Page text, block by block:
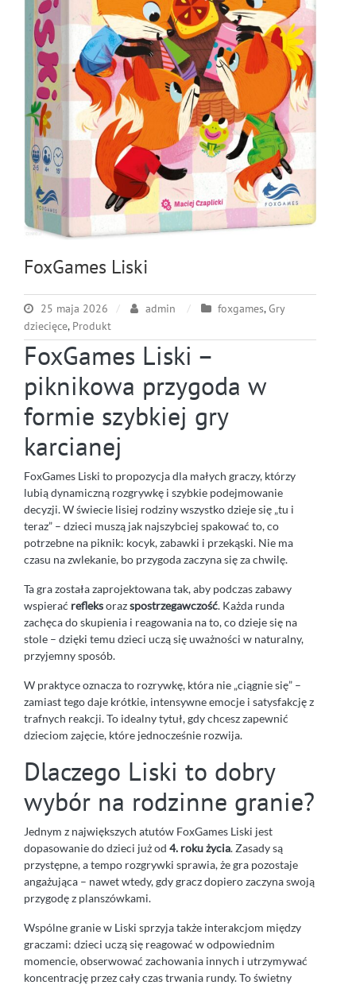
FoxGames Liski
25 maja 2026 admin foxgames,Gry
dziecięce, Produkt
FoxGames Liski –
piknikowa przygoda w
formie szybkiej gry
karcianej
FoxGames Liski to propozycja dla małych graczy, którzy
lubią dynamiczną rozgrywkę i szybkie podejmowanie
decyzji. W świecie lisiej rodziny wszystko dzieje się „tu i
teraz” – dzieci muszą jak najszybciej spakować to, co
potrzebne na piknik: kocyk, zabawki i przekąski. Nie ma
czasu na zwlekanie, bo przygoda zaczyna się za chwilę.
Ta gra została zaprojektowana tak, aby podczas zabawy
wspierać refleksorazspostrzegawczość. Każda runda
zachęca do skupienia i reagowania na to, co dzieje się na
stole – dzięki temu dzieci uczą się uważności w naturalny,
przyjemny sposób.
W praktyce oznacza to rozrywkę, która nie „ciągnie się” –
zamiast tego daje krótkie, intensywne emocje i satysfakcję z
trafnych reakcji. To idealny tytuł, gdy chcesz zapewnić
dzieciom zajęcie, które jednocześnie rozwija.
Dlaczego Liski to dobry
wybór na rodzinne granie?
Jednym z największych atutów FoxGames Liski jest
dopasowanie do dzieci już od 4. roku życia. Zasady są
przystępne, a tempo rozgrywki sprawia, że gra pozostaje
angażująca – nawet wtedy, gdy gracz dopiero zaczyna swoją
przygodę z planszówkami.
Wspólne granie w Liski sprzyja także interakcjom między
graczami: dzieci uczą się reagować w odpowiednim
momencie, obserwować zachowania innych i utrzymywać
koncentrację przez cały czas trwania rundy. To świetny